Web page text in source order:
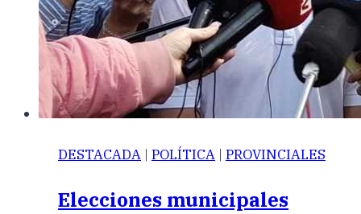
DESTACADA | POLÍTICA | PROVINCIALES
Elecciones municipales